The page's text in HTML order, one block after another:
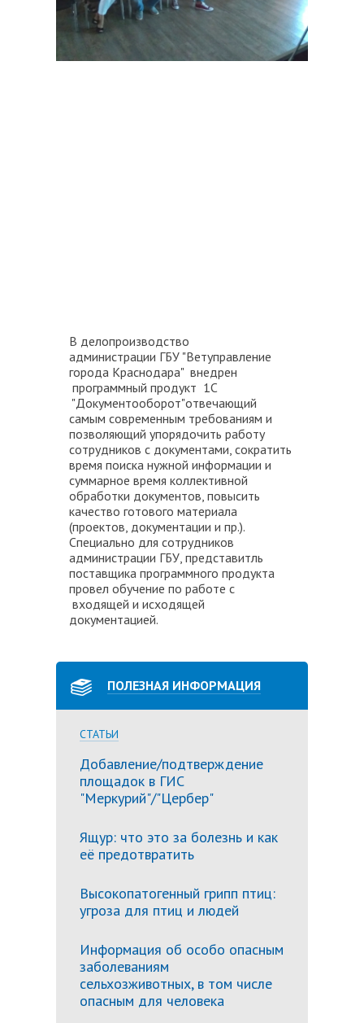
В делопроизводство
администрации ГБУ "Ветуправление
города Краснодара" внедрен
программный продукт 1С
"Документооборот"отвечающий
самым современным требованиям и
позволяющий упорядочить работу
сотрудников с документами, сократить
время поиска нужной информации и
суммарное время коллективной
обработки документов, повысить
качество готового материала
(проектов, документации и пр.).
Специально для сотрудников
администрации ГБУ, представитль
поставщика программного продукта
провел обучение по работе с
входящей и исходящей
документацией.
ПОЛЕЗНАЯ ИНФОРМАЦИЯ
СТАТЬИ
Добавление/подтверждение
площадок в ГИС
"Меркурий"/"Цербер"
Ящур: что это за болезнь и как
её предотвратить
Высокопатогенный грипп птиц:
угроза для птиц и людей
Информация об особо опасным
заболеваниям
сельхозживотных, в том числе
опасным для человека